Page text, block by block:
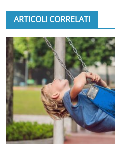
ARTICOLI CORRELATI